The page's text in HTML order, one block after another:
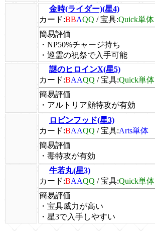
金時(ライダー)(星4)
カード:BBAQQ /宝具:Quick単体
簡易評価
・NP50%チャージ持ち
・巡霊の祝祭で入手可能
謎のヒロインX(星5)
カード:BAAQQ /宝具:Quick単体
簡易評価
・アルトリア顔特攻が有効
ロビンフッド(星3)
カード:BAAQQ /宝具:Arts単体
簡易評価
・毒特攻が有効
牛若丸(星3)
カード:BAAQQ /宝具:Quick単体
簡易評価
・宝具威力が高い
・星3で入手しやすい